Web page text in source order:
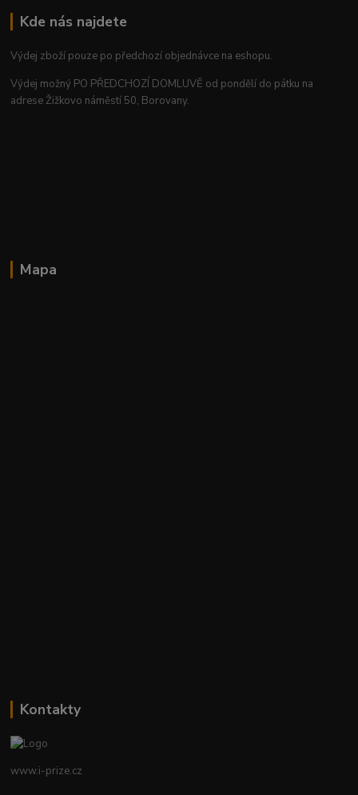
Kde nás najdete
Výdej zboží pouze po předchozí objednávce na eshopu.
Výdej možný PO PŘEDCHOZÍ DOMLUVĚ od pondělí do pátku na
adrese Žižkovo náměstí 50, Borovany.
Mapa
Kontakty
www.i-prize.cz